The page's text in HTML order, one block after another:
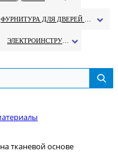
тканевой основе